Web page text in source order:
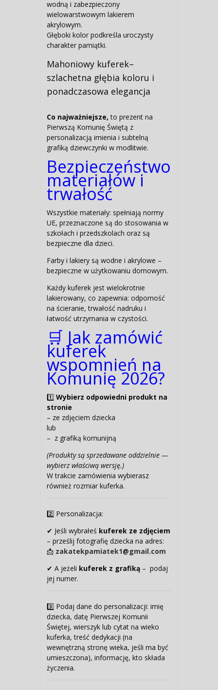
wodną i zabezpieczony
wielowarstwowym lakierem
akrylowym.
Głęboki kolor podkreśla uroczysty
charakter pamiątki.
Mahoniowy kuferek–
szlachetna głębia koloru i
ponadczasowa elegancja
Co najważniejsze, to prezent na
Pierwszą Komunię Świętą z
personalizacją imienia i subtelną
grafiką dziewczynki w modlitwie.
Bezpieczeństwo
materiałów i
trwałość
Wszystkie materiały: spełniają normy
UE, przeznaczone są do stosowania w
szkołach i przedszkolach oraz są
bezpieczne dla dzieci.
Farby i lakiery są wodne i akrylowe –
bezpieczne w użytkowaniu domowym.
Każdy kuferek jest wielokrotnie
lakierowany, co zapewnia: odporność
na ścieranie, trwałość nadruku i
łatwość utrzymania w czystości.
🛒 Jak zamówić
kuferek
wspomnień na
Komunię 2026?
1️⃣Wybierz odpowiedni produkt na
stronie
– ze zdjęciem dziecka
lub
– z grafiką komunijną
(Produkty są sprzedawane oddzielnie —
wybierz właściwą wersję.)
W trakcie zamówienia wybierasz
również rozmiar kuferka.
2️⃣ Personalizacja:
✔ Jeśli wybrałeś kuferek ze zdjęciem
– prześlij fotografię dziecka na adres:
📩 zakatekpamiatek1@gmail.com
✔ A jeżeli kuferek z grafiką – podaj
jej numer.
3️⃣ Podaj dane do personalizacji: imię
dziecka, datę Pierwszej Komunii
Świętej, wierszyk lub cytat na wieko
kuferka, treść dedykacji (na
wewnętrzną stronę wieka, jeśli ma być
umieszczona), informację, kto składa
życzenia.